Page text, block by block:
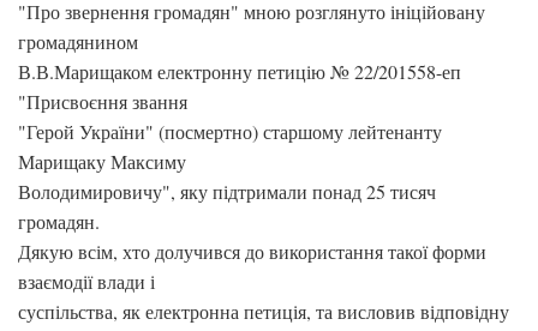
"Про звернення громадян" мною розглянуто ініційовану
громадянином
В.В.Марищаком електронну петицію № 22/201558-еп
"Присвоєння звання
"Герой України" (посмертно) старшому лейтенанту
Марищаку Максиму
Володимировичу", яку підтримали понад 25 тисяч
громадян.
Дякую всім, хто долучився до використання такої форми
взаємодії влади і
суспільства, як електронна петиція, та висловив відповідну